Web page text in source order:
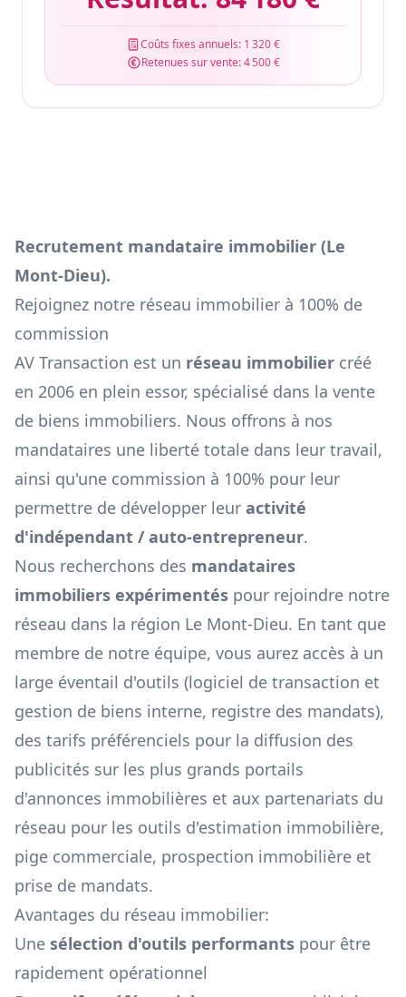
Coûts fixes annuels: 1 320 €
Retenues sur vente:4 500 €
Recrutement mandataire immobilier (Le
Mont-Dieu).
Rejoignez notre réseau immobilier à 100% de
commission
AV Transaction est un réseau immobilier créé
en 2006 en plein essor, spécialisé dans la vente
de biens immobiliers. Nous offrons à nos
mandataires une liberté totale dans leur travail,
ainsi qu'une commission à 100% pour leur
permettre de développer leur activité
d'indépendant / auto-entrepreneur.
Nous recherchons des mandataires
immobiliers expérimentés pour rejoindre notre
réseau dans la région Le Mont-Dieu. En tant que
membre de notre équipe, vous aurez accès à un
large éventail d'outils (logiciel de transaction et
gestion de biens interne, registre des mandats),
des tarifs préférenciels pour la diffusion des
publicités sur les plus grands portails
d'annonces immobilières et aux partenariats du
réseau pour les outils d'estimation immobilière,
pige commerciale, prospection immobilière et
prise de mandats.
Avantages du réseau immobilier:
Une sélection d'outils performants pour être
rapidement opérationnel